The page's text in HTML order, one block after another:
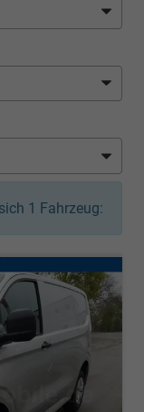
1 Fahrzeug: